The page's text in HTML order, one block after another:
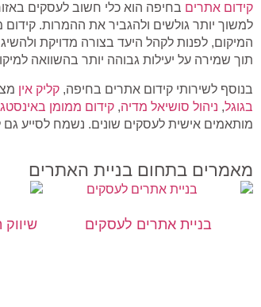
קידום אתרים בחיפה הוא כלי חשוב לעסקים
למשוך יותר גולשים ולהגביר את ההמרות.
המיקום, לפנות לקהל היעד בצורה מדויקת
תוך שמירה על יעילות גבוהה יותר בהשוואה
בנוסף לשירותי קידום אתרים בחיפה, קליק אין
בגוגל, ניהול סושיאל מדיה, קידום ממומן
מותאמים אישית לעסקים שונים. נשמח לסייע
מאמרים בתחום בניית האתרים
בניית אתרים לעסקים